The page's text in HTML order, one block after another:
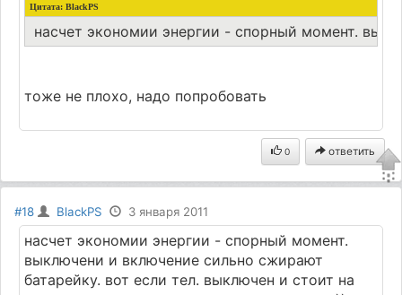
Цитата: BlackPS
насчет экономии энергии - спорный момент.
тоже не плохо, надо попробовать
0 ответить
#18 BlackPS 3 января 2011
насчет экономии энергии - спорный момент.
выключени и включение сильно сжирают
батарейку. вот если тел. выключен и стоит на